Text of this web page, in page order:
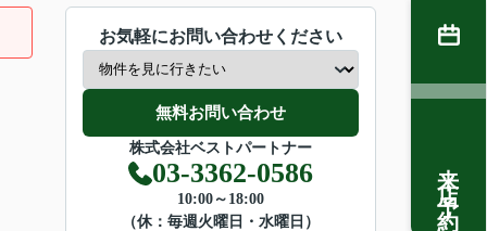
お気軽にお問い合わせください
無料お問い合わせ
株式会社ベストパートナー
03-3362-0586
10:00～18:00
（休：毎週火曜日・水曜日）
来店予約